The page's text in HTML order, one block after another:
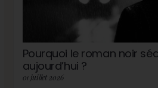
Pourquoi le roman noir
aujourd’hui ?
01 juillet 2026